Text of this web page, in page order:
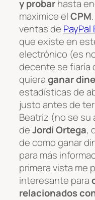
y probarhasta
maximice elCPM.
ventas de PayPal
que existe en
electrónico (es
decente se fiaría
quieraganar
estadísticas de
justo antes de
Beatriz (no se
deJordi Ortega,
de como ganar
para más
primera vista me
interesante para
relacionados